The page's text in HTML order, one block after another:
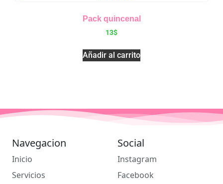
Pack quincenal
13$
Añadir al carrito
Navegacion
Inicio
Servicios
Social
Instagram
Facebook